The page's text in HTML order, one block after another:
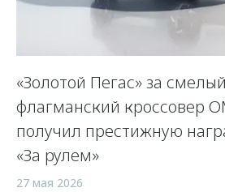
«Золотой Пегас» за
флагманский кроссовер
получил престижную
«За рулем»
27 мая 2026